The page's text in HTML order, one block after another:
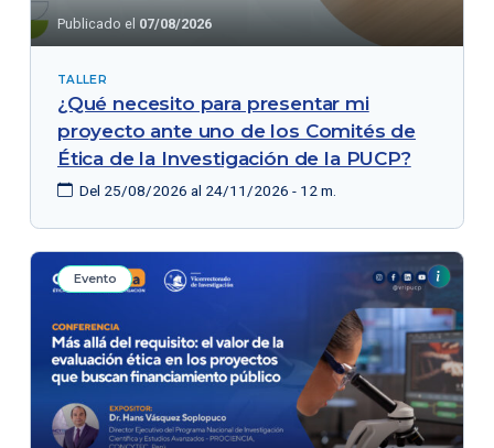
Publicado el 07/08/2026
TALLER
¿Qué necesito para presentar mi
proyecto ante uno de los Comités de
Ética de la Investigación de la PUCP?
Del 25/08/2026 al 24/11/2026 - 12 m.
Evento